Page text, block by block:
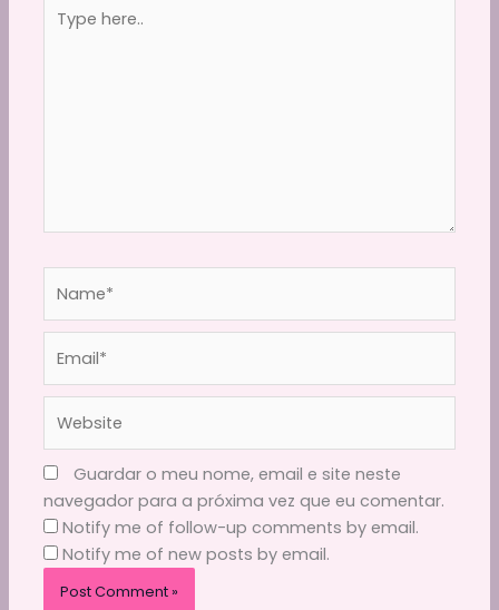
here..
Guardar o meu nome, email e site neste
navegador para a próxima vez que eu comentar.
Notify me of follow-up comments by email.
Notify me of new posts by email.